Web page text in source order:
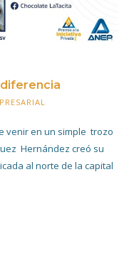
venir en un simple trozo
Hernández creó su
al norte de la capital